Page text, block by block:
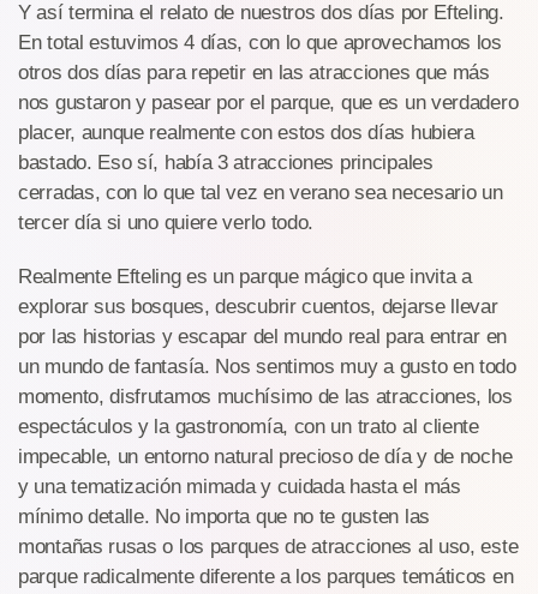
Y así termina el relato de nuestros dos días por Efteling.
En total estuvimos 4 días, con lo que aprovechamos los
otros dos días para repetir en las atracciones que más
nos gustaron y pasear por el parque, que es un verdadero
placer, aunque realmente con estos dos días hubiera
bastado. Eso sí, había 3 atracciones principales
cerradas, con lo que tal vez en verano sea necesario un
tercer día si uno quiere verlo todo.
Realmente Efteling es un parque mágico que invita a
explorar sus bosques, descubrir cuentos, dejarse llevar
por las historias y escapar del mundo real para entrar en
un mundo de fantasía. Nos sentimos muy a gusto en todo
momento, disfrutamos muchísimo de las atracciones, los
espectáculos y la gastronomía, con un trato al cliente
impecable, un entorno natural precioso de día y de noche
y una tematización mimada y cuidada hasta el más
mínimo detalle. No importa que no te gusten las
montañas rusas o los parques de atracciones al uso, este
parque radicalmente diferente a los parques temáticos en